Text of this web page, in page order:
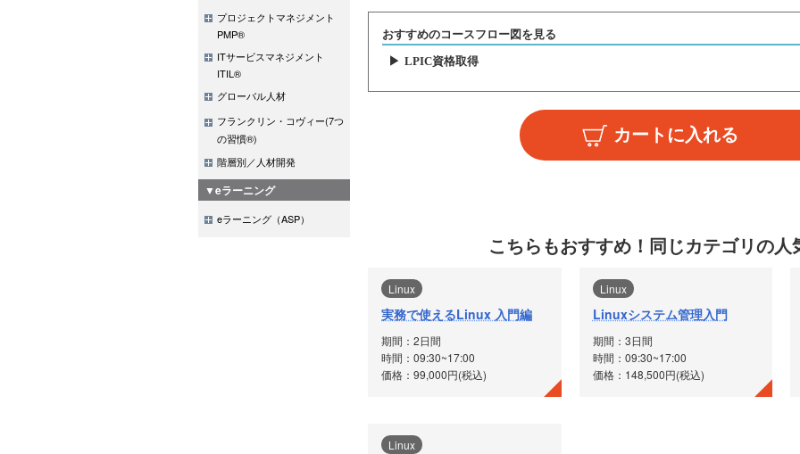
プロジェクトマネジメント
PMP®
ITサービスマネジメント
ITIL®
グローバル人材
フランクリン・コヴィー(7つ
の習慣®)
階層別／人材開発
▼eラーニング
eラーニング（ASP）
おすすめのコースフロー図を見る
LPIC資格取得
こちらもおすすめ！ 同じカテゴリの人
Linux
実務で使えるLinux 入門編
期間：2日間
時間：09:30~17:00
価格：99,000円(税込)
Linux
Linuxシステム管理入門
期間：3日間
時間：09:30~17:00
価格：148,500円(税込)
Linux